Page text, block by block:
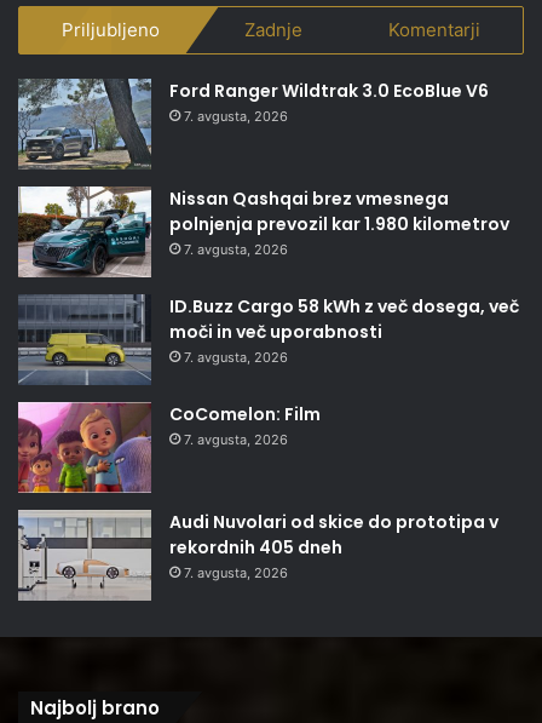
Priljubljeno Zadnje Komentarji
Ford Ranger Wildtrak 3.0 EcoBlue V6
7. avgusta, 2026
Nissan Qashqai brez vmesnega
polnjenja prevozil kar 1.980 kilometrov
7. avgusta, 2026
ID.Buzz Cargo 58 kWh z več dosega, več
moči in več uporabnosti
7. avgusta, 2026
CoComelon: Film
7. avgusta, 2026
Audi Nuvolari od skice do prototipa v
rekordnih 405 dneh
7. avgusta, 2026
Najbolj brano